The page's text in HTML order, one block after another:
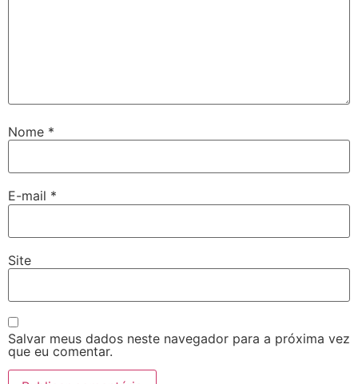
Nome *
E-mail *
Site
Salvar meus dados neste navegador para a próxima vez
que eu comentar.